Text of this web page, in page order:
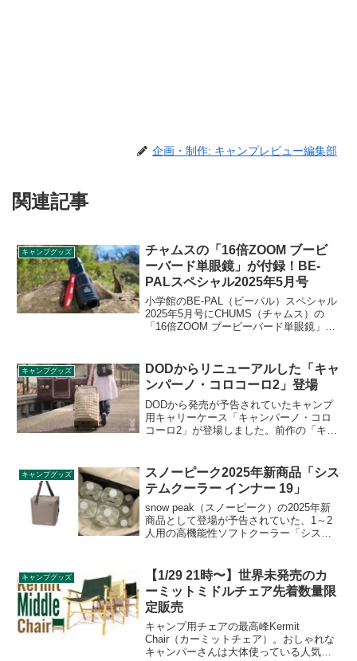
企画・制作: キャンプレビュー編集部
関連記事
キャンプグッズ
チャムスの「16倍ZOOM ブービ
ーバード単眼鏡」が付録！BE-
PALスペシャル2025年5月号
小学館のBE-PAL（ビーパル）スペシャル
2025年5月号にCHUMS（チャムス）の
「16倍ZOOM ブービーバード単眼鏡」が
ラップが目を引く、バードウォッチング
にぴったりなデザインの単眼鏡です。詳
細をレビューします。
キャンプグッズ
DODからリニューアルした「キャ
ンパーノ・コロコーロ2」登場
DODから発売が予告されていたキャンプ
用キャリーケース「キャンパーノ・コロ
コーロ2」が登場しました。前作の「キャ
キャンプグッズ
スノーピーク2025年新商品「シス
テムクーラー インナー 19」
snow peak（スノーピーク）の2025年新
商品として登場が予告されていた、1～2
人用の高機能性ソフトクーラー「システ
日でも氷が残るほどの高い保冷力を誇
る、ソフトタイプのクーラーです。詳細
をレビューします。
キャンプグッズ
【1/29 21時〜】世界未発売のカ
ーミットミドルチェア先着数量限
定販売
キャンプ用チェアの最高峰Kermit
Chair（カーミットチェア）。おしゃれな
キャンパーさんは大体使っている人気の